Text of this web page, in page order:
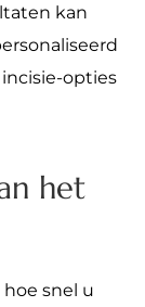
kan
opties
het
snel u